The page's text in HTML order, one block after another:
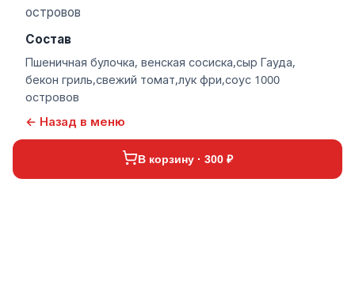
островов
Состав
Пшеничная булочка, венская сосиска,сыр Гауда,
бекон гриль,свежий томат,лук фри,соус 1000
островов
← Назад в меню
В корзину · 300 ₽